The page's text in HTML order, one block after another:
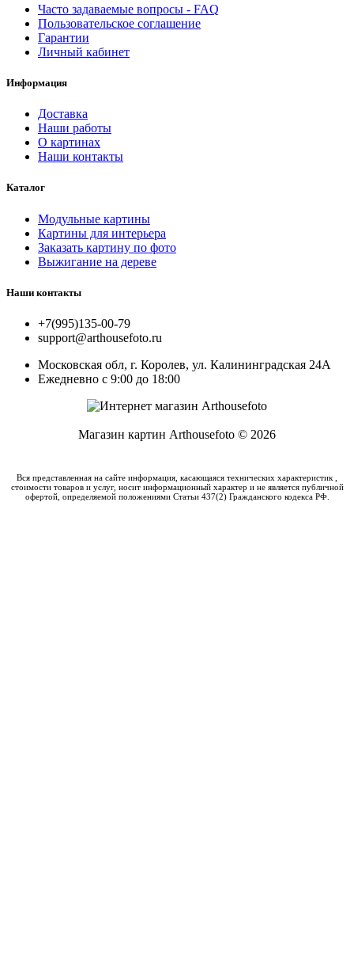
Часто задаваемые вопросы - FAQ
Пользовательское соглашение
Гарантии
Личный кабинет
Информация
Доставка
Наши работы
О картинах
Наши контакты
Каталог
Модульные картины
Картины для интерьера
Заказать картину по фото
Выжигание на дереве
Наши контакты
+7(995)135-00-79
support@arthousefoto.ru
Московская обл, г. Королев, ул. Калининградская 24А
Ежедневно с 9:00 до 18:00
Магазин картин Arthousefoto © 2026
Вся представленная на сайте информация, касающаяся технических характеристик ,
стоимости товаров и услуг, носит информационный характер и не является публичной
офертой, определяемой положениями Статьи 437(2) Гражданского кодекса РФ.